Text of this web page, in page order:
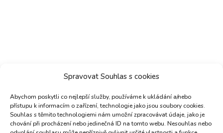
Spravovat Souhlas s cookies
Abychom poskytli co nejlepší služby, používáme k ukládání a/nebo
přístupu k informacím o zařízení, technologie jako jsou soubory cookies.
Souhlas s těmito technologiemi nám umožní zpracovávat údaje, jako je
chování při procházení nebo jedinečná ID na tomto webu. Nesouhlas nebo